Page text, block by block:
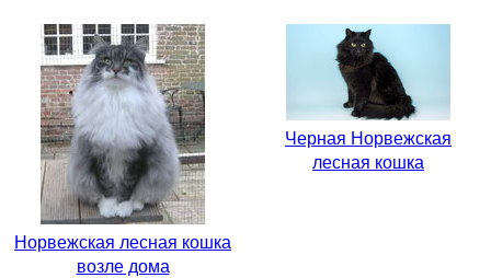
Норвежская лесная кошка
возле дома
Черная Норвежская
лесная кошка